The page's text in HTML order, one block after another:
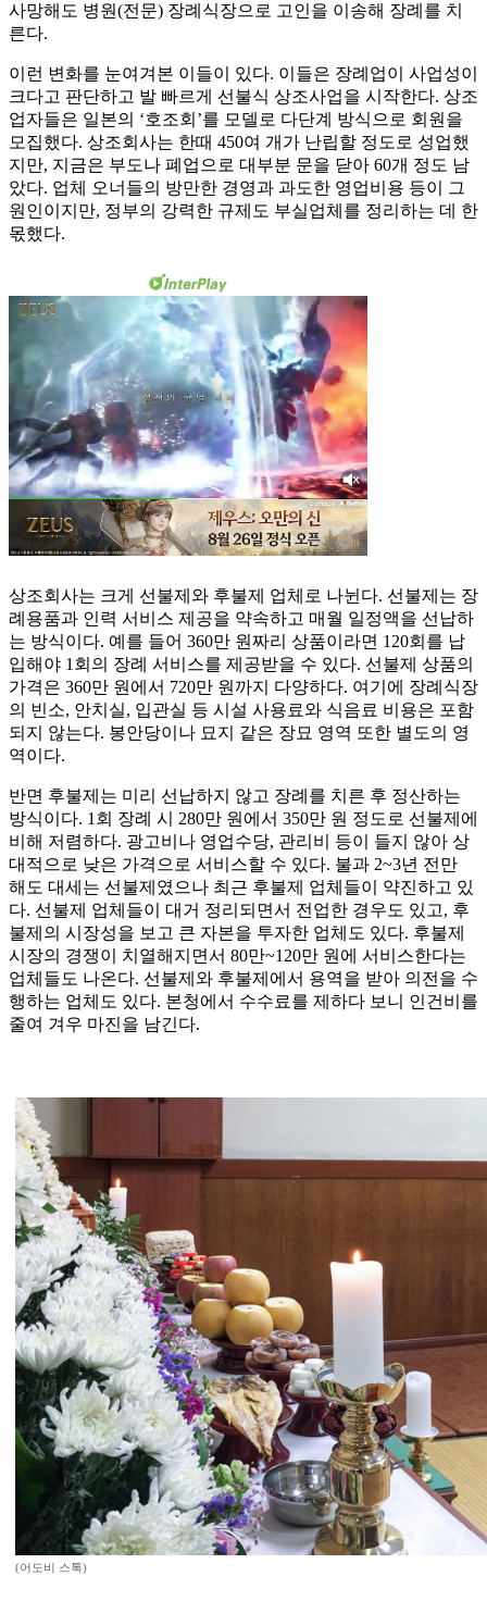
사망해도 병원(전문) 장례식장으로 고인을 이송해 장례를 치
른다.
이런 변화를 눈여겨본 이들이 있다. 이들은 장례업이 사업성이
크다고 판단하고 발 빠르게 선불식 상조사업을 시작한다. 상조
업자들은 일본의 ‘호조회’를 모델로 다단계 방식으로 회원을
모집했다. 상조회사는 한때 450여 개가 난립할 정도로 성업했
지만, 지금은 부도나 폐업으로 대부분 문을 닫아 60개 정도 남
았다. 업체 오너들의 방만한 경영과 과도한 영업비용 등이 그
원인이지만, 정부의 강력한 규제도 부실업체를 정리하는 데 한
몫했다.
상조회사는 크게 선불제와 후불제 업체로 나뉜다. 선불제는 장
례용품과 인력 서비스 제공을 약속하고 매월 일정액을 선납하
는 방식이다. 예를 들어 360만 원짜리 상품이라면 120회를 납
입해야 1회의 장례 서비스를 제공받을 수 있다. 선불제 상품의
가격은 360만 원에서 720만 원까지 다양하다. 여기에 장례식장
의 빈소, 안치실, 입관실 등 시설 사용료와 식음료 비용은 포함
되지 않는다. 봉안당이나 묘지 같은 장묘 영역 또한 별도의 영
역이다.
반면 후불제는 미리 선납하지 않고 장례를 치른 후 정산하는
방식이다. 1회 장례 시 280만 원에서 350만 원 정도로 선불제에
비해 저렴하다. 광고비나 영업수당, 관리비 등이 들지 않아 상
대적으로 낮은 가격으로 서비스할 수 있다. 불과 2~3년 전만
해도 대세는 선불제였으나 최근 후불제 업체들이 약진하고 있
다. 선불제 업체들이 대거 정리되면서 전업한 경우도 있고, 후
불제의 시장성을 보고 큰 자본을 투자한 업체도 있다. 후불제
시장의 경쟁이 치열해지면서 80만~120만 원에 서비스한다는
업체들도 나온다. 선불제와 후불제에서 용역을 받아 의전을 수
행하는 업체도 있다. 본청에서 수수료를 제하다 보니 인건비를
줄여 겨우 마진을 남긴다.
(어도비 스톡)